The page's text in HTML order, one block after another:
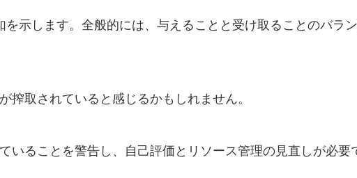
示します。全般的には、与えることと受け取ることのバラ
取されていると感じるかもしれません。
いることを警告し、自己評価とリソース管理の見直しが必要